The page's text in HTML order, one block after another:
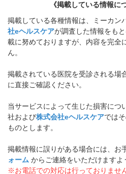
《掲載している情報に
掲載している各種情報は、ミーカン
社eヘルスケアが調査した情報をも
載に努めておりますが、内容を完全
ん。
掲載されている医院を受診される場
に直接ご確認ください。
当サービスによって生じた損害につ
社および株式会社eヘルスケアでは
ものとします。
掲載情報に誤りがある場合には、お
ォーム からご連絡をいただけますよ
※お電話での対応は行っておりませ